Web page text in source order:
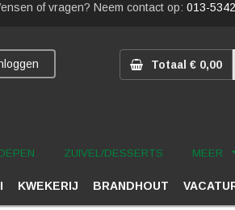
of vragen? Neem contact op: 013-
Totaal € 0,00
ZUIVEL/DESSERTS MEER
KWEKERIJ BRANDHOUT